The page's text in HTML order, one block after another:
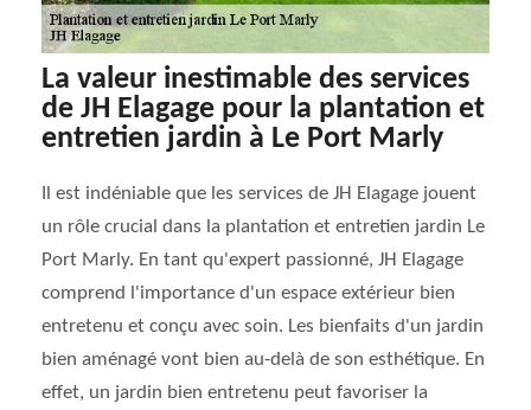
La valeur inestimable des services
de JH Elagage pour la plantation et
entretien jardin à Le Port Marly
Il est indéniable que les services de JH Elagage jouent
un rôle crucial dans la plantation et entretien jardin Le
Port Marly. En tant qu'expert passionné, JH Elagage
comprend l'importance d'un espace extérieur bien
entretenu et conçu avec soin. Les bienfaits d'un jardin
bien aménagé vont bien au-delà de son esthétique. En
effet, un jardin bien entretenu peut favoriser la